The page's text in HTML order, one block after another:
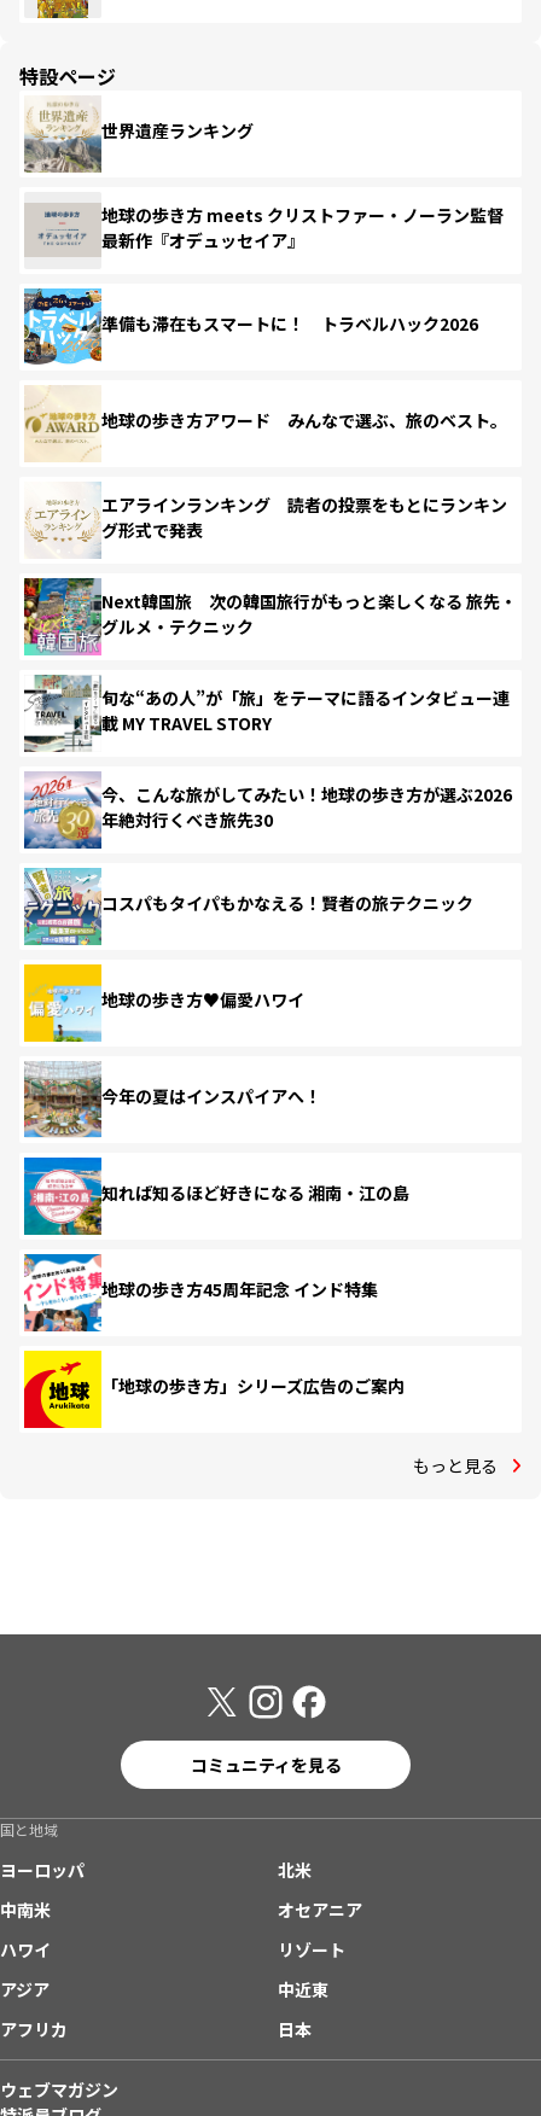
特設ページ
世界遺産ランキング
地球の歩き方 meets クリストファー・ノーラン監督
最新作『オデュッセイア』
準備も滞在もスマートに！ トラベルハック2026
地球の歩き方アワード みんなで選ぶ、旅のベスト。
エアラインランキング 読者の投票をもとにランキン
グ形式で発表
Next韓国旅 次の韓国旅行がもっと楽しくなる 旅先・
グルメ・テクニック
旬な“あの人”が「旅」をテーマに語るインタビュー連
載 MY TRAVEL STORY
今、こんな旅がしてみたい！地球の歩き方が選ぶ2026
年絶対行くべき旅先30
コスパもタイパもかなえる！賢者の旅テクニック
地球の歩き方♥偏愛ハワイ
今年の夏はインスパイアへ！
知れば知るほど好きになる 湘南・江の島
地球の歩き方45周年記念 インド特集
「地球の歩き方」シリーズ広告のご案内
もっと見る
コミュニティを見る
国と地域
ヨーロッパ
北米
中南米
オセアニア
ハワイ
リゾート
アジア
中近東
アフリカ
日本
ウェブマガジン